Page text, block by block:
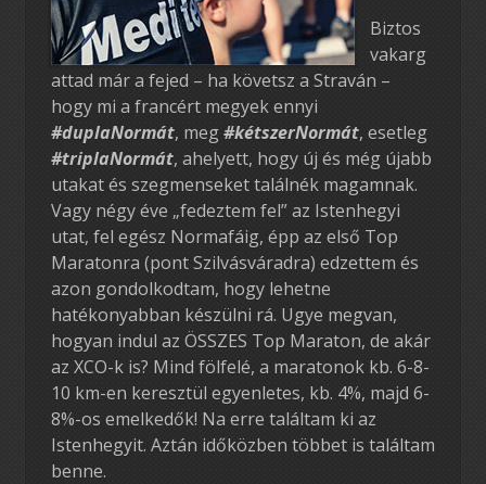
Biztos
vakarg
attad már a fejed – ha követsz a Straván –
hogy mi a francért megyek ennyi
#duplaNormát, meg#kétszerNormát, esetleg
#triplaNormát, ahelyett, hogy új és még újabb
utakat és szegmenseket találnék magamnak.
Vagy négy éve „fedeztem fel” az Istenhegyi
utat, fel egész Normafáig, épp az első Top
Maratonra (pont Szilvásváradra) edzettem és
azon gondolkodtam, hogy lehetne
hatékonyabban készülni rá. Ugye megvan,
hogyan indul az ÖSSZES Top Maraton, de akár
az XCO-k is? Mind fölfelé, a maratonok kb. 6-8-
10 km-en keresztül egyenletes, kb. 4%, majd 6-
8%-os emelkedők! Na erre találtam ki az
Istenhegyit. Aztán időközben többet is találtam
benne.